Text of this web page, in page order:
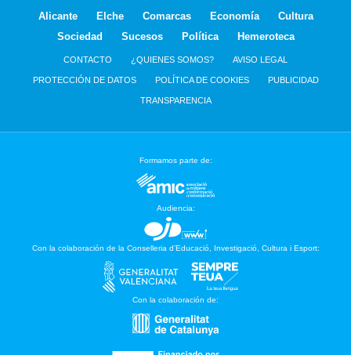
Alicante Elche Comarcas Economía
Cultura
Sociedad
Sucesos Política Hemeroteca
CONTACTO ¿QUIENES SOMOS? AVISO LEGAL
PROTECCIÓN DE DATOS POLÍTICA DE COOKIES PUBLICIDAD
TRANSPARENCIA
Formamos parte de:
Audiencia:
Con la colaboración de la Conselleria d’Educació, Investigació, Cultura i Esport:
Con la colaboración de: